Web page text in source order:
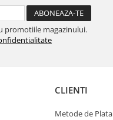
promotiile magazinului.
CLIENTI
Metode de Plata